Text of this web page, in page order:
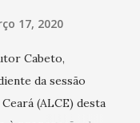
17, 2020
Cabeto,
da sessão
(ALCE) desta